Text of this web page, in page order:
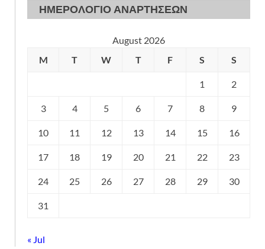
ΗΜΕΡΟΛΟΓΙΟ ΑΝΑΡΤΗΣΕΩΝ
August 2026
M
T W T F S S
1 2
3 4 5 6 7 8 9
10 11 12 13 14 15 16
17 18 19 20 21 22 23
24 25 26 27 28 29 30
31
« Jul